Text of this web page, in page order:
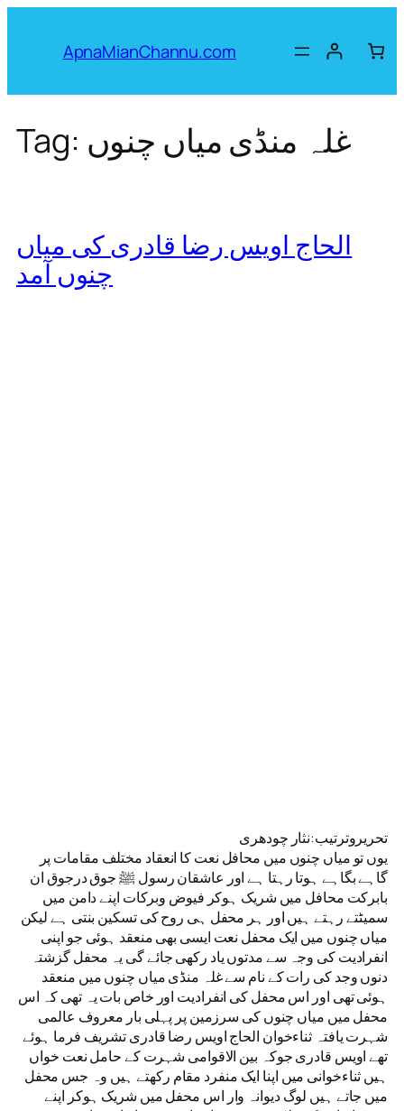
contentApnaMianChannu.com
Tag: غلہ منڈی میاں چنوں
الحاج اویس رضا قادری کی میاں
چنوں آمد
تحریروترتیب:نثار چودھری
یوں تو میاں چنوں میں محافل نعت کا انعقاد مختلف مقامات پر
گاہے بگاہے ہوتا رہتا ہے اور عاشقان رسول ﷺ جوق درجوق ان
بابرکت محافل میں شریک ہوکر فیوض وبرکات اپنے دامن میں
سمیٹتے رہتے ہیں اور ہر محفل ہی روح کی تسکین بنتی ہے لیکن
میاں چنوں میں ایک محفل نعت ایسی بھی منعقد ہوئی جو اپنی
انفرادیت کی وجہ سے مدتوں یاد رکھی جائے گی یہ محفل گزشتہ
دنوں وجد کی رات کے نام سے غلہ منڈی میاں چنوں میں منعقد
ہوئی تھی اور اس محفل کی انفرادیت اور خاص بات یہ تھی کہ اس
محفل میں میاں چنوں کی سرزمین پر پہلی بار معروف عالمی
شہرت یافتہ ثناءخوان الحاج اویس رضا قادری تشریف فرما ہوئے
تھے اویس قادری جوکہ بین الاقوامی شہرت کے حامل نعت خواں
ہیں ثناءخوانی میں اپنا ایک منفرد مقام رکھتے ہیں وہ جس محفل
میں جاتے ہیں لوگ دیوانہ وار اس محفل میں شریک ہوکر اپنے